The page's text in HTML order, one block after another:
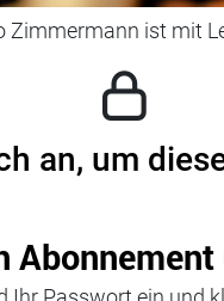
ist mit
an, um